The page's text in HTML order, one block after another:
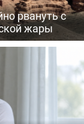
рвануть с
жары